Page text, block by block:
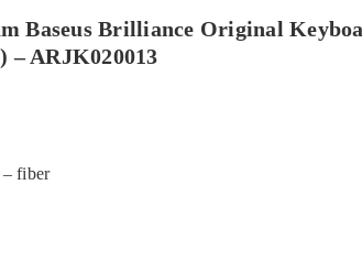
Baseus Brilliance Original
– ARJK020013
fiber